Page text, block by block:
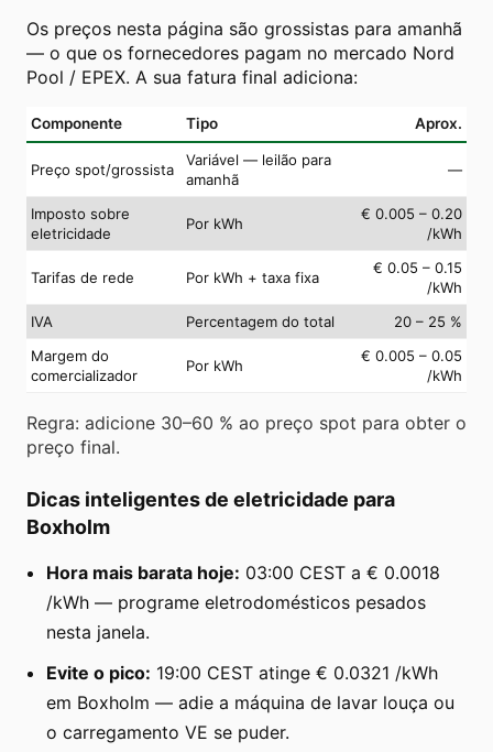
Os preços nesta página são grossistas para amanhã
— o que os fornecedores pagam no mercado Nord
Pool / EPEX. A sua fatura final adiciona:
Componente Tipo Aprox.
Preço spot/grossista
Variável — leilão para
amanhã
—
Imposto sobre
eletricidade
Por kWh
€ 0.005 – 0.20
/kWh
Tarifas de rede Por kWh + taxa fixa
€ 0.05 – 0.15
/kWh
IVA
Percentagem do total
20 – 25 %
Margem do
comercializador
Por kWh
€ 0.005 – 0.05
/kWh
Regra: adicione 30–60 % ao preço spot para obter o
preço final.
Dicas inteligentes de eletricidade para
Boxholm
Hora mais barata hoje: 03:00 CEST a € 0.0018
/kWh — programe eletrodomésticos pesados
nesta janela.
Evite o pico: 19:00 CEST atinge € 0.0321 /kWh
em Boxholm — adie a máquina de lavar louça ou
o carregamento VE se puder.